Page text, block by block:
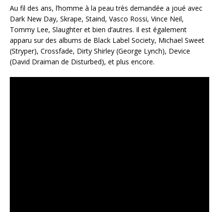
Au fil des ans, l’homme à la peau très demandée a joué avec
Dark New Day, Skrape, Staind, Vasco Rossi, Vince Neil,
Tommy Lee, Slaughter et bien d’autres. Il est également
apparu sur des albums de Black Label Society, Michael Sweet
(Stryper), Crossfade, Dirty Shirley (George Lynch), Device
(David Draiman de Disturbed), et plus encore.